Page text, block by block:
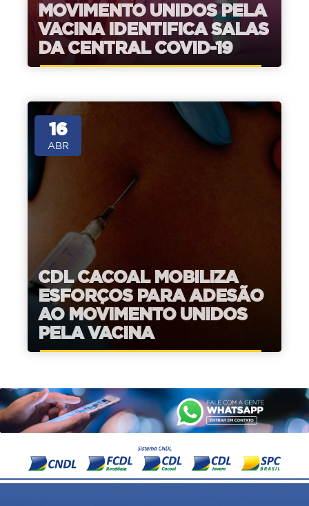
MOVIMENTO UNIDOS PELA
VACINA IDENTIFICA SALAS
DA CENTRAL COVID-19
16
ABR
CDL CACOAL MOBILIZA
ESFORÇOS PARA ADESÃO
AO MOVIMENTO UNIDOS
PELA VACINA